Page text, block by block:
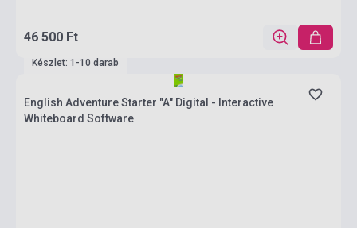
46 500 Ft
Készlet: 1-10 darab
English Adventure Starter "A" Digital - Interactive
Whiteboard Software